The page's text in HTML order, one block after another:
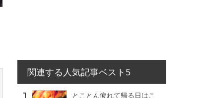
関連する人気記事ベスト5
とことん疲れて帰る日はこ